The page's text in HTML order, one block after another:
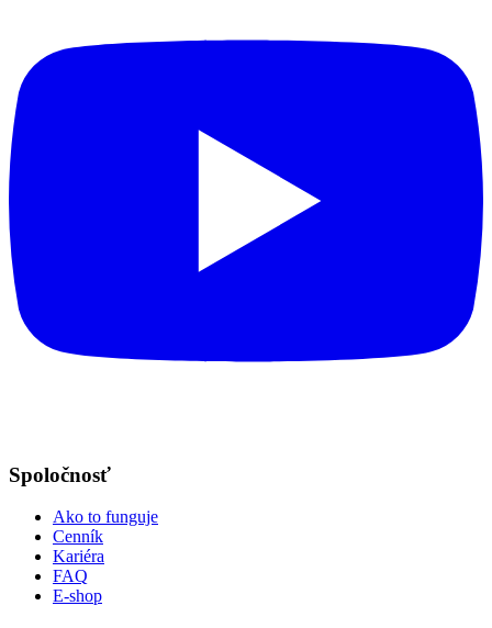
Spoločnosť
Ako to funguje
Cenník
Kariéra
FAQ
E-shop